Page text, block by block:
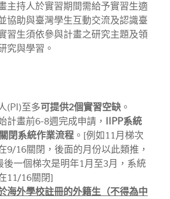
主持人於實習期間需給予實習生適
協助與臺灣學生互動交流及認識臺
習生須依參與計畫之研究主題及領
究與學習。
(PI)至多可提供2個實習空缺 。
計畫前6-8週完成申請， IIPP系統
閉系統作業流程 。[例如11月梯次
9/16關閉，後面的月份以此類推，
後一個梯次是明年1月至3月，系統
11/16關閉]
海外學校註冊的外籍生（不得為中